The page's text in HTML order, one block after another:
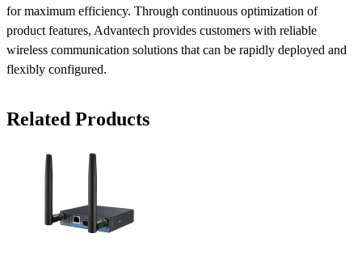
for maximum efficiency. Through continuous optimization of
product features, Advantech provides customers with reliable
wireless communication solutions that can be rapidly deployed and
flexibly configured.
Related Products